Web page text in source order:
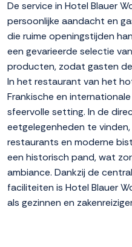
De service in Hotel Blauer
persoonlijke aandacht en
die ruime openingstijden
een gevarieerde selectie
producten, zodat gasten
In het restaurant van het
Frankische en
sfeervolle setting. In de
eetgelegenheden te
restaurants en moderne
een historisch pand, wat
ambiance. Dankzij de
faciliteiten is Hotel Blauer
als gezinnen en